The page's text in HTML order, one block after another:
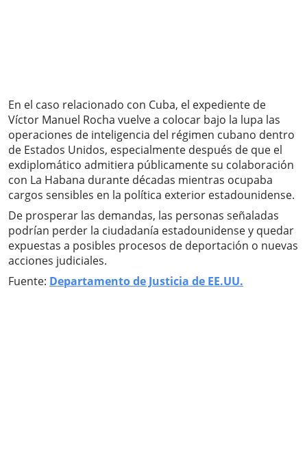
En el caso relacionado con Cuba, el expediente de
Víctor Manuel Rocha vuelve a colocar bajo la lupa las
operaciones de inteligencia del régimen cubano dentro
de Estados Unidos, especialmente después de que el
exdiplomático admitiera públicamente su colaboración
con La Habana durante décadas mientras ocupaba
cargos sensibles en la política exterior estadounidense.
De prosperar las demandas, las personas señaladas
podrían perder la ciudadanía estadounidense y quedar
expuestas a posibles procesos de deportación o nuevas
acciones judiciales.
Fuente: Departamento de Justicia de EE.UU.